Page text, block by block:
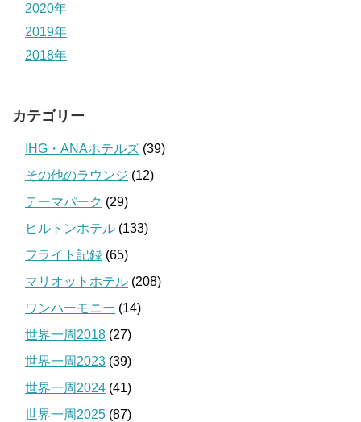
2020年
2019年
2018年
カテゴリー
IHG・ANAホテルズ (39)
その他のラウンジ (12)
テーマパーク (29)
ヒルトンホテル (133)
フライト記録 (65)
マリオットホテル (208)
ワンハーモニー (14)
世界一周2018 (27)
世界一周2023 (39)
世界一周2024 (41)
世界一周2025 (87)